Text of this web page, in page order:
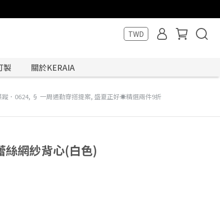
TWD
製 關於KERAIA
蹤．0624, § 一周通勤穿搭提案, 盛夏正好☀️精選兩件9折
絲網紗背心(白色)